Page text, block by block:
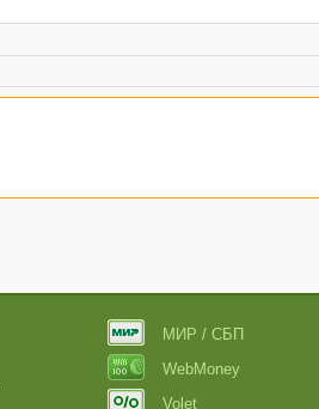
МИР / СБП
WebMoney
Volet